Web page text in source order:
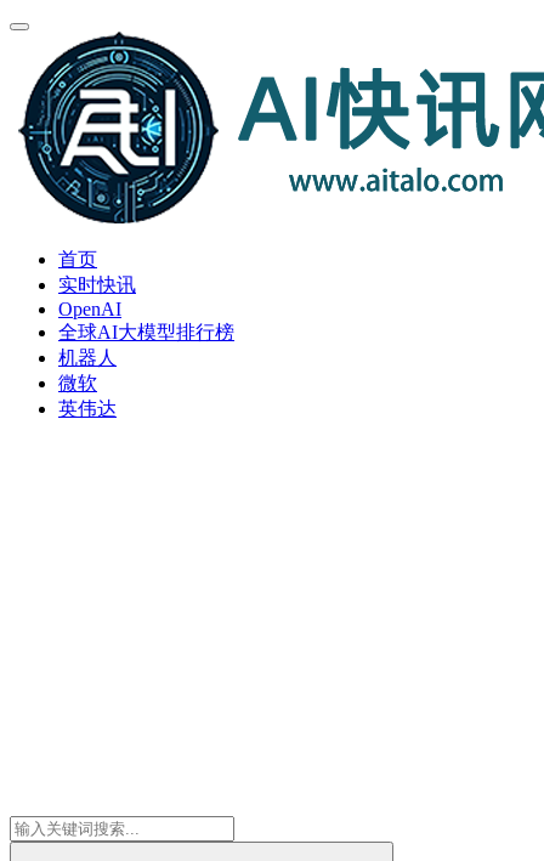
首页
实时快讯
OpenAI
全球AI大模型排行榜
机器人
微软
英伟达